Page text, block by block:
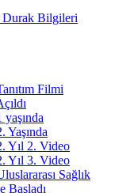
Durak Bilgileri
Filmi
Yaşında
Yıl 2. Video
Yıl 3. Video
Sağlık
Başladı